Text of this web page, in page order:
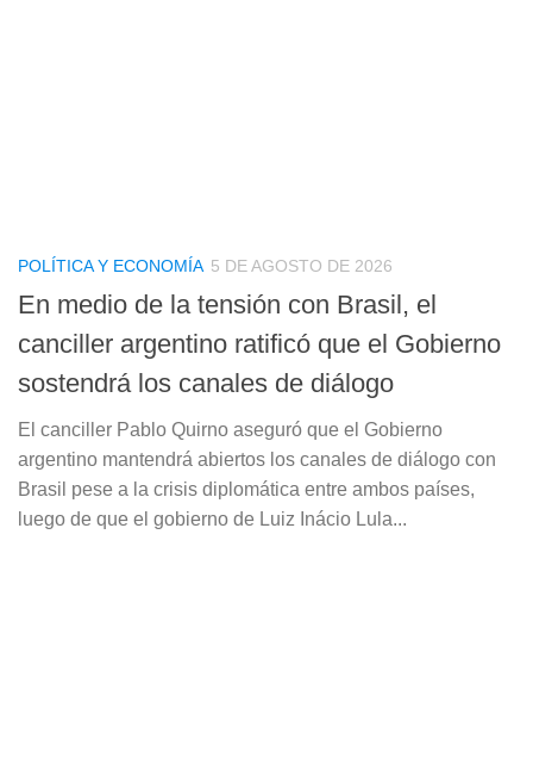
POLÍTICA Y ECONOMÍA 5 DE AGOSTO DE 2026
En medio de la tensión con Brasil, el
canciller argentino ratificó que el Gobierno
sostendrá los canales de diálogo
El canciller Pablo Quirno aseguró que el Gobierno
argentino mantendrá abiertos los canales de diálogo con
Brasil pese a la crisis diplomática entre ambos países,
luego de que el gobierno de Luiz Inácio Lula...